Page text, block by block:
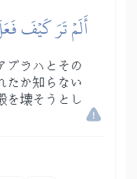
أَلَمۡ تَرَ كَيۡفَ
ブラハとその
たか知らない
を壊そうとし